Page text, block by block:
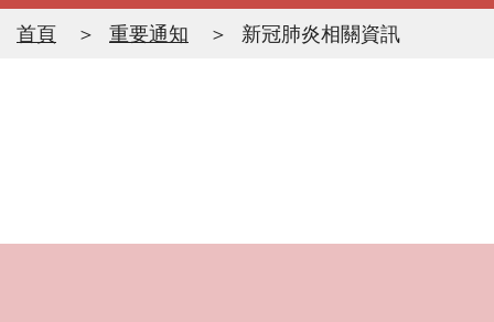
首頁 重要通知 新冠肺炎相關資訊